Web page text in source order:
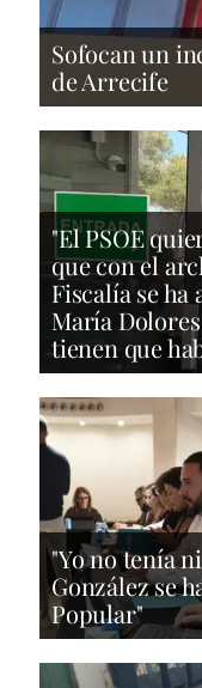
Sofocan un
de Arrecife
"El PSOE
que con el
Fiscalía se ha
María
tienen que
"Yo no tenía
González se
Popular"